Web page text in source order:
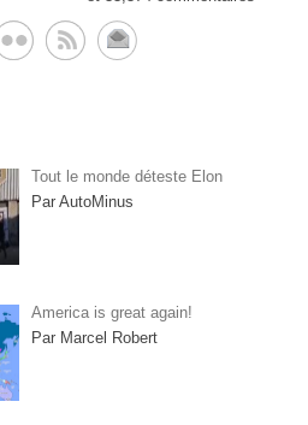
Tout le monde déteste Elon
Par AutoMinus
America is great again!
Par Marcel Robert